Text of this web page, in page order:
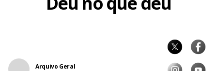
Arquivo Geral